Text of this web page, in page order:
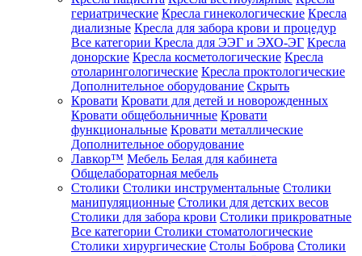
гериатрические Кресла гинекологические Кресла
диализные Кресла для забора крови и процедур
Все категории Кресла для ЭЭГ и ЭХО-ЭГ Кресла
донорские Кресла косметологические Кресла
отоларингологические Кресла проктологические
Дополнительное оборудование Скрыть
Кровати Кровати для детей и новорожденных
Кровати общебольничные Кровати
функциональные Кровати металлические
Дополнительное оборудование
Лавкор™ Мебель Белая для кабинета
Общелабораторная мебель
Столики Столики инструментальные Столики
манипуляционные Столики для детских весов
Столики для забора крови Столики прикроватные
Все категории Столики стоматологические
Столики хирургические Столы Боброва Столики